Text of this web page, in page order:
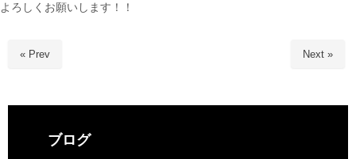
よろしくお願いします！！
« Prev Next »
ブログ